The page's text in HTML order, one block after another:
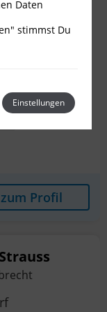
Erbrecht
zum Profil
Daten
stimmst Du
Einstellungen